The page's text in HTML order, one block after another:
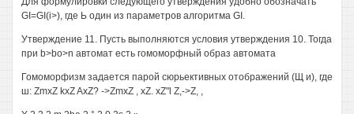
GI=GI(i>), где Ь один из параметров алгоритма GI.
Утверждение 11. Пусть выполняются условия утверждения 10. Тогда
при b>bo>n автомат есть гомоморфный образ автомата
Гомоморфизм задается парой сюрьективных отображений (Щ и), где
ш: ZmxZ kxZ AxZ? ->ZmxZ , xZ. xZ"l Z,->Z, ,